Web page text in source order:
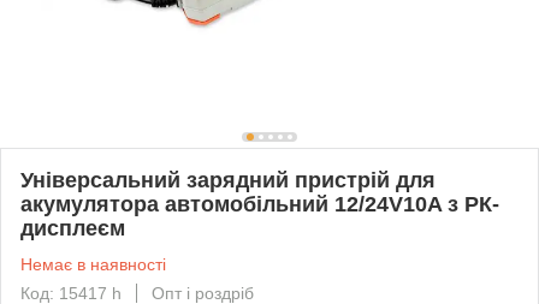
Універсальний зарядний пристрій для
акумулятора автомобільний 12/24V10A з РК-
дисплеєм
Немає в наявності
Код: 15417 h
Опт і роздріб